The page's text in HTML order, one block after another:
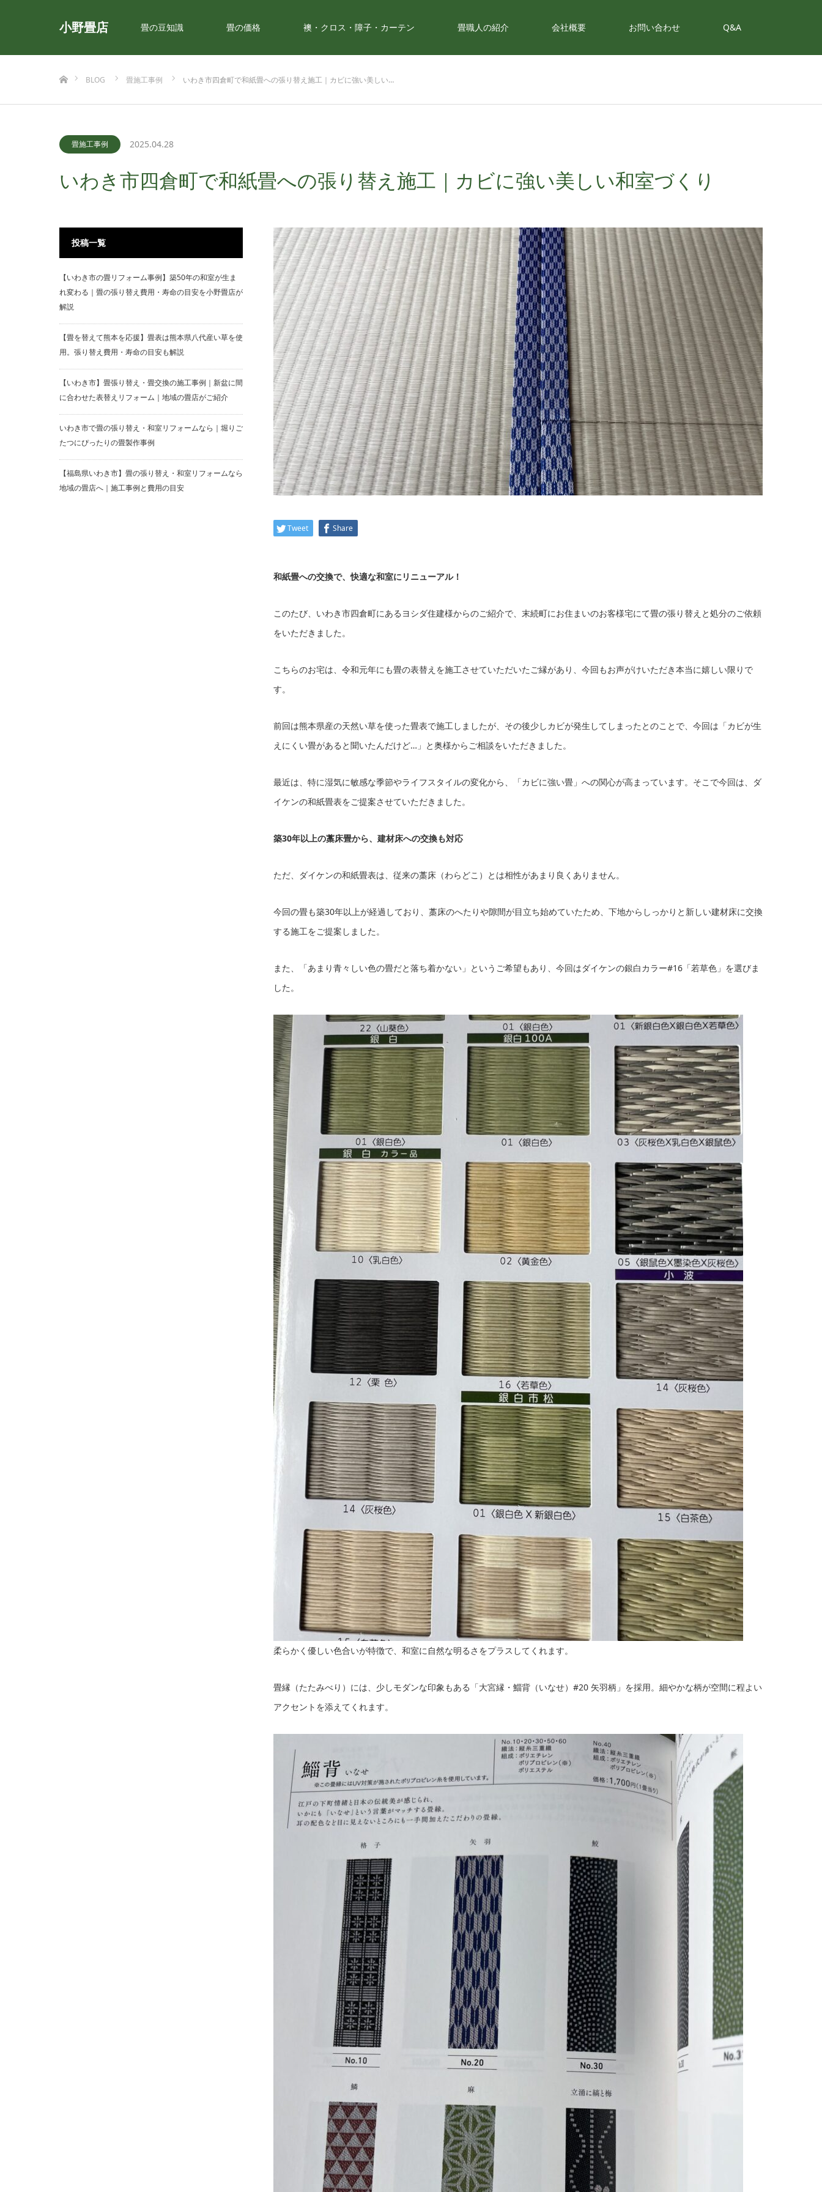
小野畳店 畳の豆知識 畳の価格 襖・クロス・障子・カーテン 畳職人の紹介 会社概要 お問い合わせ Q&A
BLOG
畳施工事例 いわき市四倉町で和紙畳への張り替え施工｜カビに強い美しい…
畳施工事例 2025.04.28
いわき市四倉町で和紙畳への張り替え施工｜カビに強い美しい和室づくり
Tweet Share
和紙畳への交換で、快適な和室にリニューアル！
このたび、いわき市四倉町にあるヨシダ住建様からのご紹介で、末続町にお住まいのお客様宅にて畳の張り替えと処分のご依頼
をいただきました。
こちらのお宅は、令和元年にも畳の表替えを施工させていただいたご縁があり、今回もお声がけいただき本当に嬉しい限りで
す。
前回は熊本県産の天然い草を使った畳表で施工しましたが、その後少しカビが発生してしまったとのことで、今回は「カビが生
えにくい畳があると聞いたんだけど…」と奥様からご相談をいただきました。
最近は、特に湿気に敏感な季節やライフスタイルの変化から、「カビに強い畳」への関心が高まっています。そこで今回は、ダ
イケンの和紙畳表をご提案させていただきました。
築30年以上の藁床畳から、建材床への交換も対応
ただ、ダイケンの和紙畳表は、従来の藁床（わらどこ）とは相性があまり良くありません。
今回の畳も築30年以上が経過しており、藁床のへたりや隙間が目立ち始めていたため、下地からしっかりと新しい建材床に交換
する施工をご提案しました。
また、「あまり青々しい色の畳だと落ち着かない」というご希望もあり、今回はダイケンの銀白カラー#16「若草色」を選びま
した。
柔らかく優しい色合いが特徴で、和室に自然な明るさをプラスしてくれます。
畳縁（たたみべり）には、少しモダンな印象もある「大宮縁・鯔背（いなせ）#20 矢羽柄」を採用。細やかな柄が空間に程よい
アクセントを添えてくれます。
投稿一覧
【いわき市の畳リフォーム事例】築50年の和室が生ま
れ変わる｜畳の張り替え費用・寿命の目安を小野畳店が
解説
【畳を替えて熊本を応援】畳表は熊本県八代産い草を使
用。張り替え費用・寿命の目安も解説
【いわき市】畳張り替え・畳交換の施工事例｜新盆に間
に合わせた表替えリフォーム｜地域の畳店がご紹介
いわき市で畳の張り替え・和室リフォームなら｜堀りご
たつにぴったりの畳製作事例
【福島県いわき市】畳の張り替え・和室リフォームなら
地域の畳店へ｜施工事例と費用の目安